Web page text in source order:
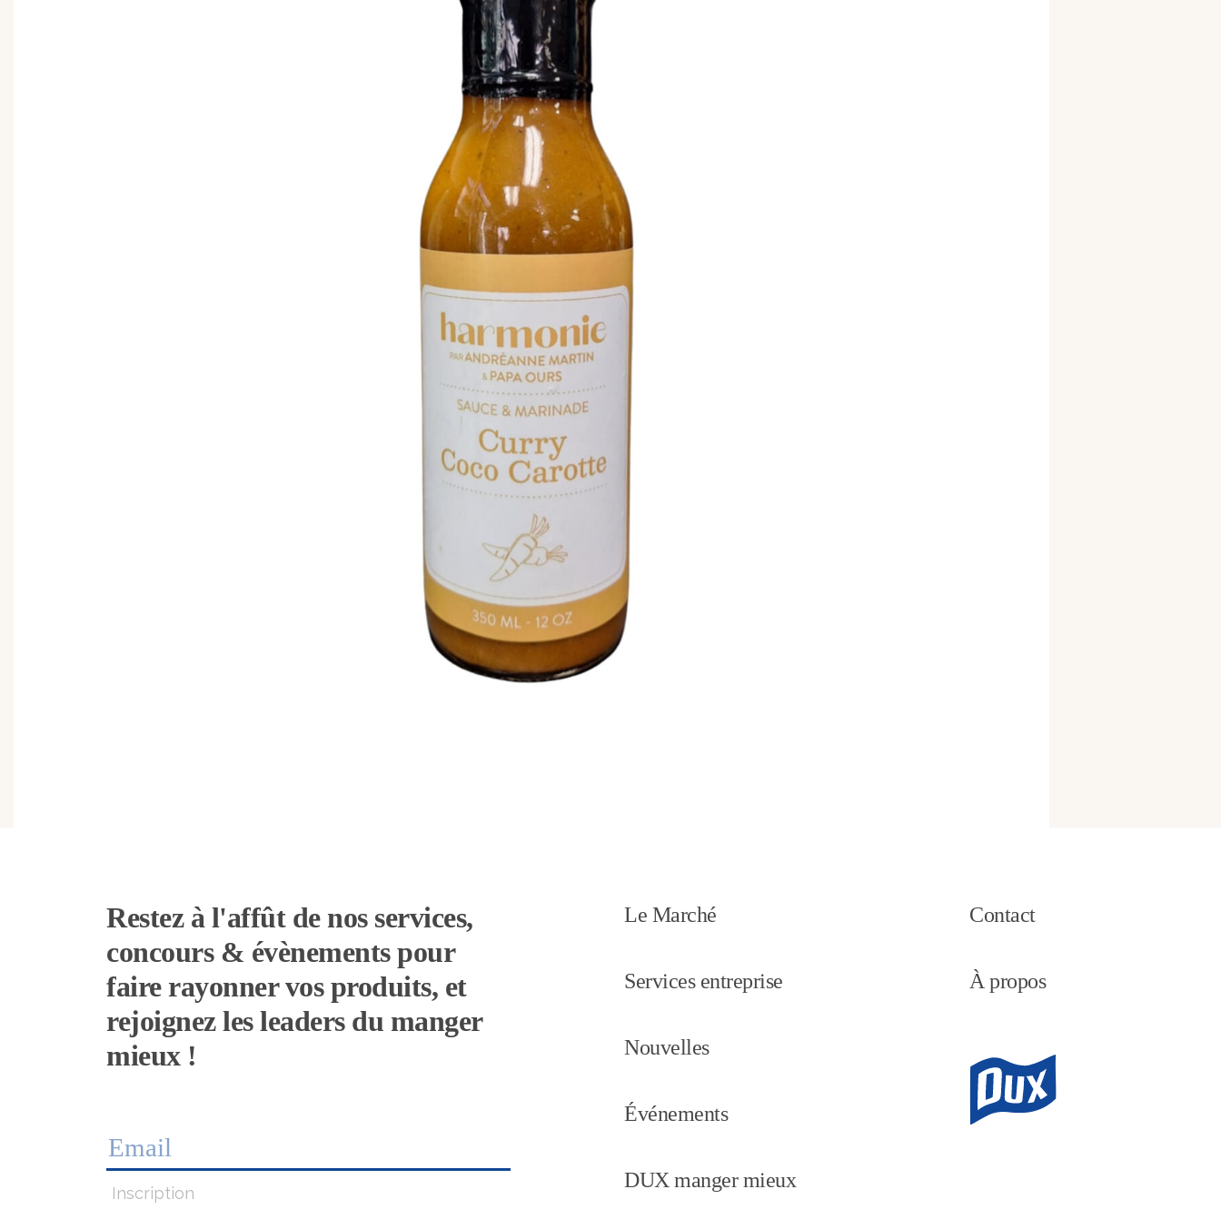
Restez à l'affût de nos services,
concours & évènements pour
faire rayonner vos produits, et
rejoignez les leaders du manger
mieux !
Inscription
Le Marché
Services entreprise
Nouvelles
Événements
DUX manger mieux
Contact
À propos